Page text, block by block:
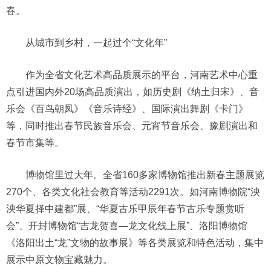
春。
从城市到乡村，一起过个“文化年”
作为全省文化艺术高品质展示的平台，河南艺术中心重
点引进国内外20场高品质演出，如历史剧《纳土归宋》、音
乐会《百鸟朝凤》《音乐诗经》、国际演出舞剧《卡门》
等，同时推出春节民族音乐会、元宵节音乐会、豫剧演出和
春节市集等。
博物馆里过大年。全省160多家博物馆推出新春主题展览
270个、各类文化社会教育等活动2291次。如河南博物院“泱
泱华夏择中建都”展、“华夏古乐甲辰年春节古乐专题赏听
会”、开封博物馆“吉龙贺喜—龙文化线上展”、洛阳博物馆
《洛阳出土“龙”文物的故事展》等各类展览和特色活动，集中
展示中原文物宝藏魅力。